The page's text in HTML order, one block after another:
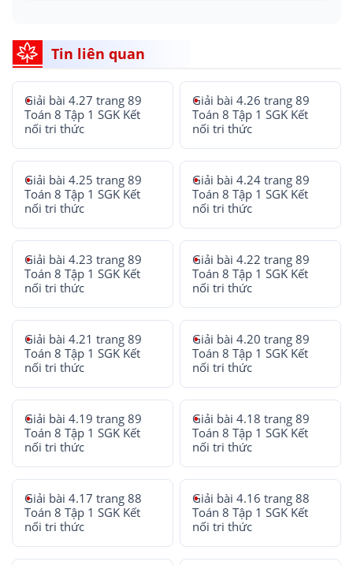
Tin liên quan
Giải bài 4.27 trang 89
Toán 8 Tập 1 SGK Kết
nối tri thức
Giải bài 4.26 trang 89
Toán 8 Tập 1 SGK Kết
nối tri thức
Giải bài 4.25 trang 89
Toán 8 Tập 1 SGK Kết
nối tri thức
Giải bài 4.24 trang 89
Toán 8 Tập 1 SGK Kết
nối tri thức
Giải bài 4.23 trang 89
Toán 8 Tập 1 SGK Kết
nối tri thức
Giải bài 4.22 trang 89
Toán 8 Tập 1 SGK Kết
nối tri thức
Giải bài 4.21 trang 89
Toán 8 Tập 1 SGK Kết
nối tri thức
Giải bài 4.20 trang 89
Toán 8 Tập 1 SGK Kết
nối tri thức
Giải bài 4.19 trang 89
Toán 8 Tập 1 SGK Kết
nối tri thức
Giải bài 4.18 trang 89
Toán 8 Tập 1 SGK Kết
nối tri thức
Giải bài 4.17 trang 88
Toán 8 Tập 1 SGK Kết
nối tri thức
Giải bài 4.16 trang 88
Toán 8 Tập 1 SGK Kết
nối tri thức